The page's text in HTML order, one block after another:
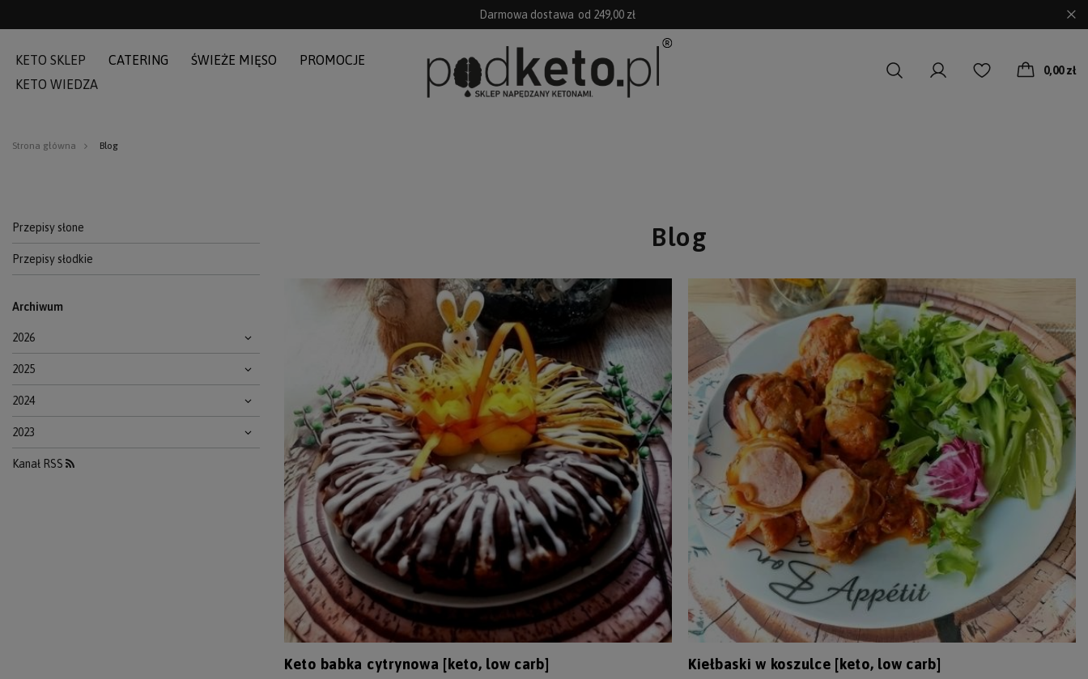
Darmowa dostawa od 249,00 zł
0,00 zł
KETO SKLEP CATERING ŚWIEŻE MIĘSO
PROMOCJE
KETO WIEDZA
Strona główna Blog
Przepisy słone
Przepisy słodkie
Archiwum
2026
2025
2024
2023
Kanał RSS
Blog
Keto babka cytrynowa [keto, low carb] Kiełbaski w koszulce [keto, low carb]